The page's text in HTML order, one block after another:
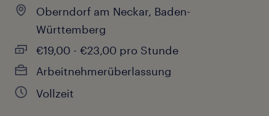
Oberndorf am Neckar, Baden-
Württemberg
€19,00 - €23,00 pro Stunde
Arbeitnehmerüberlassung
Vollzeit